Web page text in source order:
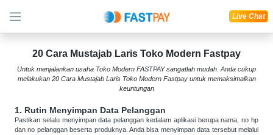
Live Chat
20 Cara Mustajab Laris Toko Modern Fastpay
Untuk menjalankan usaha Toko Modern FASTPAY sangatlah mudah. Anda cukup
melakukan 20 Cara Mustajab Laris Toko Modern Fastpay untuk memaksimalkan
keuntungan
1. Rutin Menyimpan Data Pelanggan
Pastikan selalu menyimpan data pelanggan kedalam aplikasi berupa nama, no hp
dan no pelanggan beserta produknya. Anda bisa menyimpan data tersebut melalui